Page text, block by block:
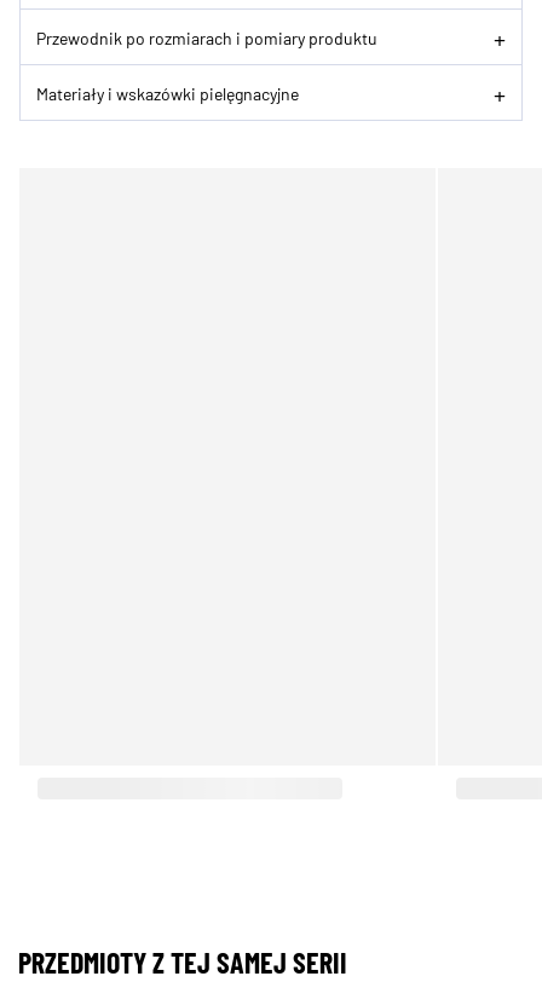
Przewodnik po rozmiarach i pomiary produktu
Materiały i wskazówki pielęgnacyjne
PRZEDMIOTY Z TEJ SAMEJ SERII